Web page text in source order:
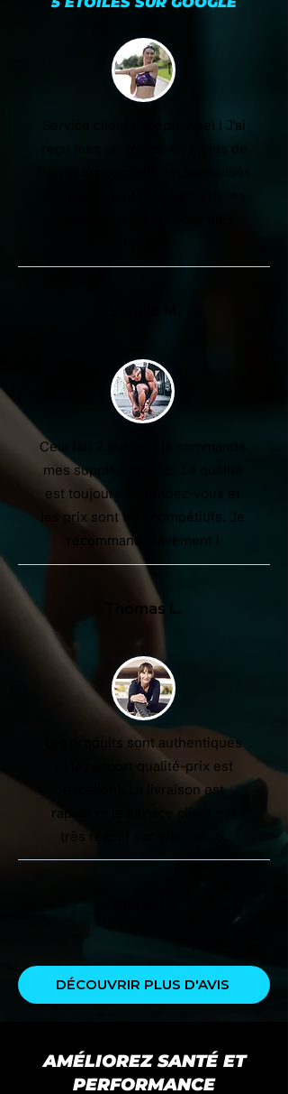
Service client exceptionnel ! J'ai
reçu mes protéines en moins de
Cela fait 2 ans que je commande
mes suppléments ici. La qualité
est toujours au rendez-vous et
les prix sont très compétitifs. Je
recommande vivement !
Thomas L.
Les produits sont authentiques
et le rapport qualité-prix est
excellent. La livraison est
rapide et le service client est
très réactif sur WhatsApp.
DÉCOUVRIR PLUS D'AVIS
AMÉLIOREZ SANTÉ ET
PERFORMANCE